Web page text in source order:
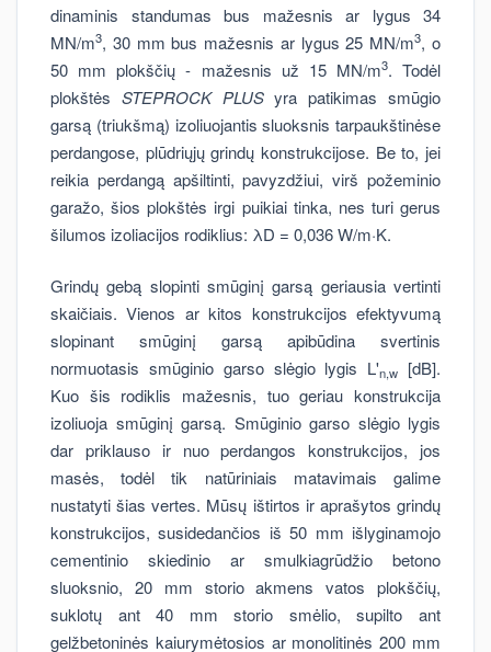
dinaminis standumas bus mažesnis ar lygus 34
MN/m3, 30 mm bus mažesnis ar lygus 25 MN/m3, o
50 mm plokščių - mažesnis už 15 MN/m3. Todėl
plokštės STEPROCK PLUSyra patikimas smūgio
garsą (triukšmą) izoliuojantis sluoksnis tarpaukštinėse
perdangose, plūdriųjų grindų konstrukcijose. Be to, jei
reikia perdangą apšiltinti, pavyzdžiui, virš požeminio
garažo, šios plokštės irgi puikiai tinka, nes turi gerus
šilumos izoliacijos rodiklius: λD = 0,036 W/m·K.
Grindų gebą slopinti smūginį garsą geriausia vertinti
skaičiais. Vienos ar kitos konstrukcijos efektyvumą
slopinant smūginį garsą apibūdina svertinis
normuotasis smūginio garso slėgio lygis L'n,w
[dB].
Kuo šis rodiklis mažesnis, tuo geriau konstrukcija
izoliuoja smūginį garsą. Smūginio garso slėgio lygis
dar priklauso ir nuo perdangos konstrukcijos, jos
masės, todėl tik natūriniais matavimais galime
nustatyti šias vertes. Mūsų ištirtos ir aprašytos grindų
konstrukcijos, susidedančios iš 50 mm išlyginamojo
cementinio skiedinio ar smulkiagrūdžio betono
sluoksnio, 20 mm storio akmens vatos plokščių,
suklotų ant 40 mm storio smėlio, supilto ant
gelžbetoninės kaiurymėtosios ar monolitinės 200 mm